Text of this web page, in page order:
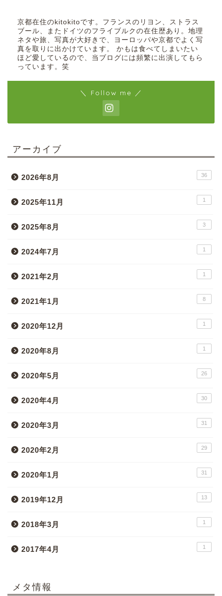
京都在住のkitokitoです。フランスのリヨン、ストラス
ブール、またドイツのフライブルクの在住歴あり。地理
ネタや旅、写真が大好きで、ヨーロッパや京都でよく写
真を取りに出かけています。 かもは食べてしまいたい
ほど愛しているので、当ブログには頻繁に出演してもら
っています。笑
＼ Follow me ／
アーカイブ
2026年8月 36
2025年11月 1
2025年8月 3
2024年7月 1
2021年2月 1
2021年1月 8
2020年12月 1
2020年8月 1
2020年5月 26
2020年4月 30
2020年3月 31
2020年2月 29
2020年1月 31
2019年12月 13
2018年3月 1
2017年4月 1
メタ情報